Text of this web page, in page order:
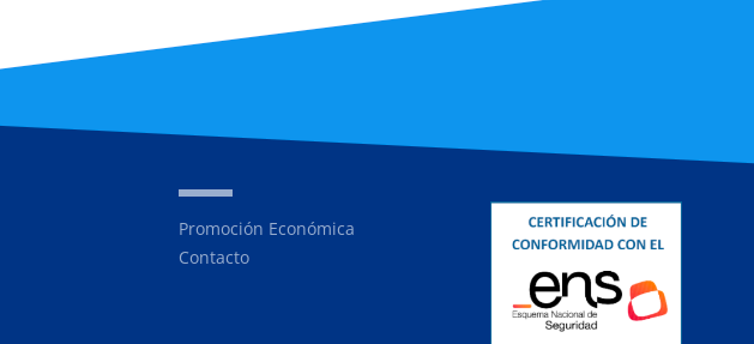
Promoción Económica
Contacto